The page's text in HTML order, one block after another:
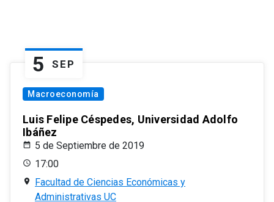
5 SEP
Macroeconomía
Luis Felipe Céspedes, Universidad Adolfo
Ibáñez
5 de Septiembre de 2019
17:00
Facultad de Ciencias Económicas y
Administrativas UC